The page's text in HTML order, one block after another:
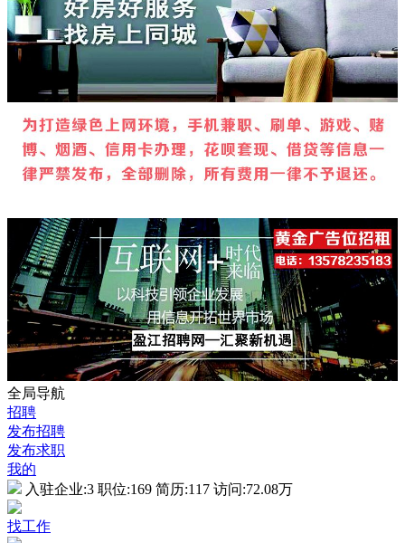
全局导航
招聘
发布招聘
发布求职
我的
入驻企业:3 职位:169 简历:117 访问:72.08万
找工作